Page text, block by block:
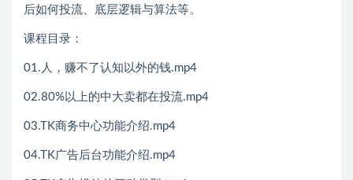
后如何投流、底层逻辑与算法等。
课程目录：
01.人，赚不了认知以外的钱.mp4
02.80%以上的中大卖都在投流.mp4
03.TK商务中心功能介绍.mp4
04.TK广告后台功能介绍.mp4